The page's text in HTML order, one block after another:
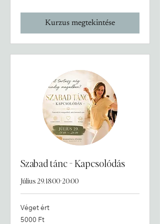
Kurzus megtekintése
Szabad tánc - Kapcsolódás
Július 29. 18:00-20:00
Véget ért
5000
magyar
5000 Ft